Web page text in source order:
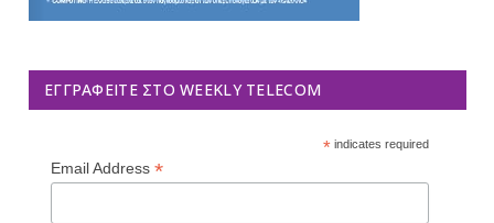
ΕΓΓΡΑΦΕΊΤΕ ΣΤΟ WEEKLY TELECOM
*indicates required
Email Address *